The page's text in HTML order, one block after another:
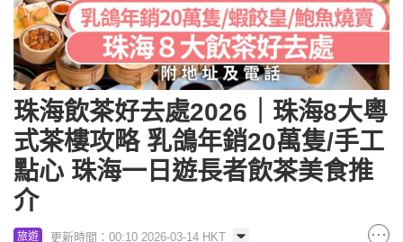
珠海飲茶好去處2026｜珠海8大粵
式茶樓攻略 乳鴿年銷20萬隻/手工
點心 珠海一日遊長者飲茶美食推
介
旅遊 更新時間：00:10 2026-03-14 HKT